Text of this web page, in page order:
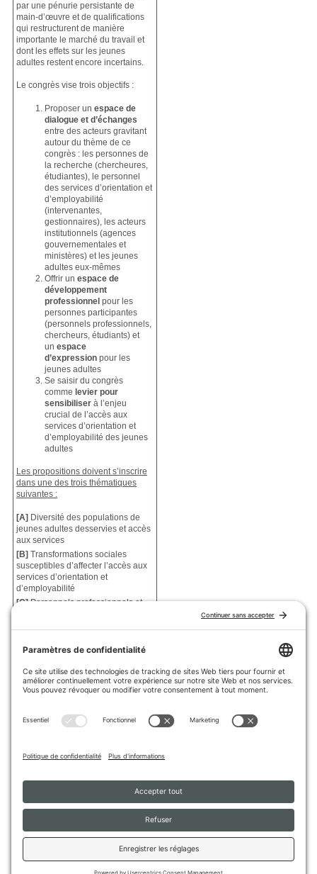
par une pénurie persistante de
main-d’œuvre et de qualifications
qui restructurent de manière
importante le marché du travail et
dont les effets sur les jeunes
adultes restent encore incertains.
Le congrès vise trois objectifs :
Proposer unespace de
dialogue et d’échanges
entre des acteurs gravitant
autour du thème de ce
congrès : les personnes de
la recherche (chercheures,
étudiantes), le personnel
des services d’orientation et
d’employabilité
(intervenantes,
gestionnaires), les acteurs
institutionnels (agences
gouvernementales et
ministères) et les jeunes
adultes eux-mêmes
Offrir unespace de
développement
professionnelpour les
personnes participantes
(personnels professionnels,
chercheurs, étudiants) et
unespace
d’expression pour les
jeunes adultes
Se saisir du congrès
commelevier pour
sensibiliserà l’enjeu
crucial de l’accès aux
services d’orientation et
d’employabilité des jeunes
adultes
Les propositions doivent s’inscrire
dans une des trois thématiques
suivantes :
[A] Diversité des populations de
jeunes adultes desservies et accès
aux services
[B] Transformations sociales
susceptibles d’affecter l’accès aux
services d’orientation et
d’employabilité
[C]Personnels professionnels et
d’accès aux services d’orientation
La date limite de soumission de
communication est le 6 juin 2022 .
Pour consulter l’APPEL À
COMMUNICATIONS.
SOUMETTRE UN ATELIER.
D’ENVOI DU CONGRÈS
inscriptions.
Au plaisir de vous voir en grand
nombre lors de ce congrès!